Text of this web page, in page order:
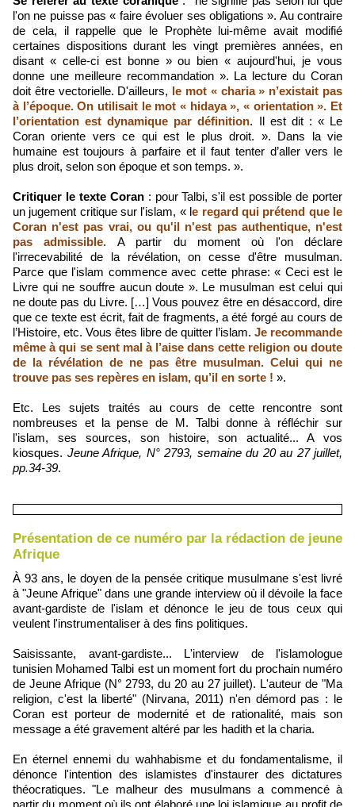
l'on ne puisse pas « faire évoluer ses obligations ». Au contraire
de cela, il rappelle que le Prophète lui-même avait modifié
certaines dispositions durant les vingt premières années, en
disant « celle-ci est bonne » ou bien « aujourd'hui, je vous
donne une meilleure recommandation ». La lecture du Coran
doit être vectorielle. D'ailleurs, le mot « charia » n’existait pas
à l’époque. On utilisait le mot « hidaya », « orientation ». Et
l’orientation est dynamique par définition. Il est dit : « Le
Coran oriente vers ce qui est le plus droit. ». Dans la vie
humaine est toujours à parfaire et il faut tenter d’aller vers le
plus droit, selon son époque et son temps. ».
Critiquer le texte Coran: pour Talbi, s'il est possible de porter
un jugement critique sur l'islam, « le regard qui prétend que le
Coran n'est pas vrai, ou qu'il n'est pas authentique, n'est
pas admissible. A partir du moment où l'on déclare
l'irrecevabilité de la révélation, on cesse d'être musulman.
Parce que l'islam commence avec cette phrase: « Ceci est le
Livre qui ne souffre aucun doute ». Le musulman est celui qui
ne doute pas du Livre. […] Vous pouvez être en désaccord, dire
que ce texte est écrit, fait de fragments, a été forgé au cours de
l’Histoire, etc. Vous êtes libre de quitter l’islam. Je recommande
même à qui se sent mal à l’aise dans cette religion ou doute
de la révélation de ne pas être musulman. Celui qui ne
trouve pas ses repères en islam, qu’il en sorte ! ».
Etc. Les sujets traités au cours de cette rencontre sont
nombreuses et la pense de M. Talbi donne à réfléchir sur
l'islam, ses sources, son histoire, son actualité... A vos
kiosques. Jeune Afrique, N° 2793, semaine du 20 au 27 juillet,
pp.34-39.
Présentation de ce numéro par la rédaction de jeune
Afrique
À 93 ans, le doyen de la pensée critique musulmane s'est livré
à "Jeune Afrique" dans une grande interview où il dévoile la face
avant-gardiste de l'islam et dénonce le jeu de tous ceux qui
veulent l'instrumentaliser à des fins politiques.
Saisissante, avant-gardiste... L'interview de l'islamologue
tunisien Mohamed Talbi est un moment fort du prochain numéro
de Jeune Afrique (N° 2793, du 20 au 27 juillet). L'auteur de "Ma
religion, c'est la liberté" (Nirvana, 2011) n'en démord pas : le
Coran est porteur de modernité et de rationalité, mais son
message a été gravement altéré par les hadith et la charia.
En éternel ennemi du wahhabisme et du fondamentalisme, il
dénonce l'intention des islamistes d'instaurer des dictatures
théocratiques. "Le malheur des musulmans a commencé à
partir du moment où ils ont élaboré une loi islamique au profit de